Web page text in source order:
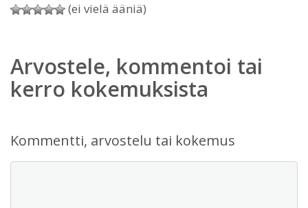
(ei vielä ääniä)
Arvostele, kommentoi tai
kerro kokemuksista
Kommentti, arvostelu tai kokemus